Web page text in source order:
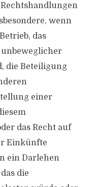
wenn
das
unbeweglicher
die Beteiligung
einer
das Recht auf
Einkünfte
ein Darlehen
die